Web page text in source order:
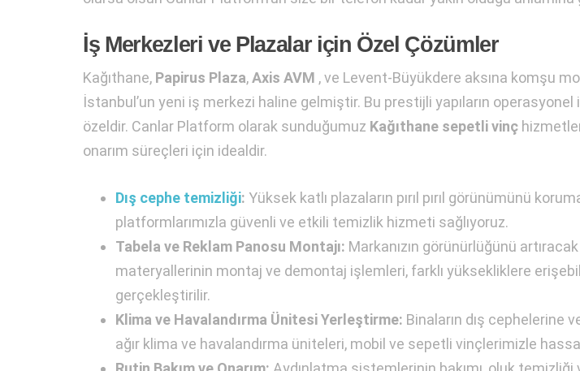
İş Merkezleri ve Plazalar için Özel Çözümler
Kağıthane, Papirus Plaza,Axis AVM , ve Levent-Büyükdere aksına komşu
İstanbul’un yeni iş merkezi haline gelmiştir. Bu prestijli yapıların operasyonel
özeldir. Canlar Platform olarak sunduğumuz Kağıthane sepetli vinç
onarım süreçleri için idealdir.
Dış cephe temizliği: Yüksek katlı plazaların pırıl pırıl görünümünü
platformlarımızla güvenli ve etkili temizlik hizmeti sağlıyoruz.
Tabela ve Reklam Panosu Montajı: Markanızın görünürlüğünü
materyallerinin montaj ve demontaj işlemleri, farklı yüksekliklere
gerçekleştirilir.
Klima ve Havalandırma Ünitesi Yerleştirme: Binaların dış cephelerine
ağır klima ve havalandırma üniteleri, mobil ve sepetli vinçlerimizle